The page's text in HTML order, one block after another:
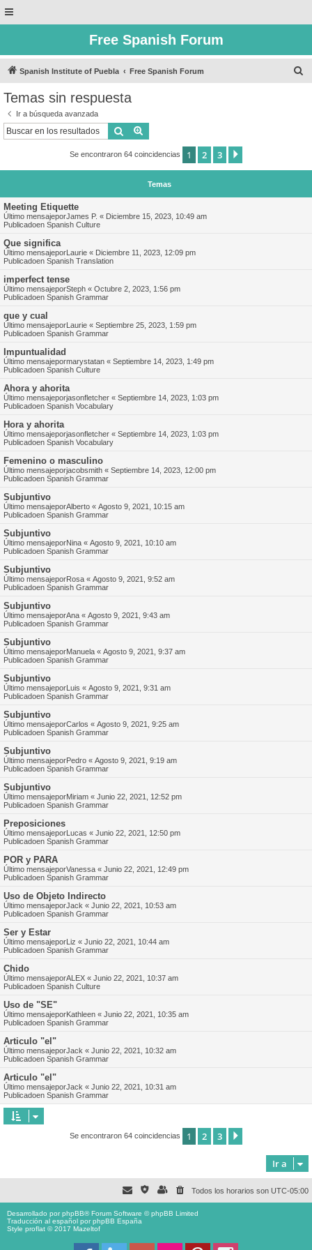
Free Spanish Forum
Spanish Institute of Puebla Free Spanish Forum
Temas sin respuesta
Ir a búsqueda avanzada
Buscar
Se encontraron 64 coincidencias 1 2 3
Temas
Meeting Etiquette
Último mensajeporJames P. « Diciembre 15, 2023, 10:49 am
Publicadoen Spanish Culture
Que significa
Último mensajeporLaurie « Diciembre 11, 2023, 12:09 pm
Publicadoen Spanish Translation
imperfect tense
Último mensajeporSteph « Octubre 2, 2023, 1:56 pm
Publicadoen Spanish Grammar
que y cual
Último mensajeporLaurie « Septiembre 25, 2023, 1:59 pm
Publicadoen Spanish Grammar
Impuntualidad
Último mensajepormarystatan « Septiembre 14, 2023, 1:49 pm
Publicadoen Spanish Culture
Ahora y ahorita
Último mensajeporjasonfletcher « Septiembre 14, 2023, 1:03 pm
Publicadoen Spanish Vocabulary
Hora y ahorita
Último mensajeporjasonfletcher « Septiembre 14, 2023, 1:03 pm
Publicadoen Spanish Vocabulary
Femenino o masculino
Último mensajeporjacobsmith « Septiembre 14, 2023, 12:00 pm
Publicadoen Spanish Grammar
Subjuntivo
Último mensajeporAlberto « Agosto 9, 2021, 10:15 am
Publicadoen Spanish Grammar
Subjuntivo
Último mensajeporNina « Agosto 9, 2021, 10:10 am
Publicadoen Spanish Grammar
Subjuntivo
Último mensajeporRosa « Agosto 9, 2021, 9:52 am
Publicadoen Spanish Grammar
Subjuntivo
Último mensajeporAna « Agosto 9, 2021, 9:43 am
Publicadoen Spanish Grammar
Subjuntivo
Último mensajeporManuela « Agosto 9, 2021, 9:37 am
Publicadoen Spanish Grammar
Subjuntivo
Último mensajeporLuis « Agosto 9, 2021, 9:31 am
Publicadoen Spanish Grammar
Subjuntivo
Último mensajeporCarlos « Agosto 9, 2021, 9:25 am
Publicadoen Spanish Grammar
Subjuntivo
Último mensajeporPedro « Agosto 9, 2021, 9:19 am
Publicadoen Spanish Grammar
Subjuntivo
Último mensajeporMiriam « Junio 22, 2021, 12:52 pm
Publicadoen Spanish Grammar
Preposiciones
Último mensajeporLucas « Junio 22, 2021, 12:50 pm
Publicadoen Spanish Grammar
POR y PARA
Último mensajeporVanessa « Junio 22, 2021, 12:49 pm
Publicadoen Spanish Grammar
Uso de Objeto Indirecto
Último mensajeporJack « Junio 22, 2021, 10:53 am
Publicadoen Spanish Grammar
Ser y Estar
Último mensajeporLiz « Junio 22, 2021, 10:44 am
Publicadoen Spanish Grammar
Chido
Último mensajeporALEX « Junio 22, 2021, 10:37 am
Publicadoen Spanish Culture
Uso de "SE"
Último mensajeporKathleen « Junio 22, 2021, 10:35 am
Publicadoen Spanish Grammar
Articulo "el"
Último mensajeporJack « Junio 22, 2021, 10:32 am
Publicadoen Spanish Grammar
Articulo "el"
Último mensajeporJack « Junio 22, 2021, 10:31 am
Publicadoen Spanish Grammar
Se encontraron 64 coincidencias 1 2 3
Ir a
Todos los horarios son UTC-05:00
Desarrollado porphpBB® Forum Software © phpBB Limited
Traducción al español porphpBB España
Style proflat © 2017 Mazeltof